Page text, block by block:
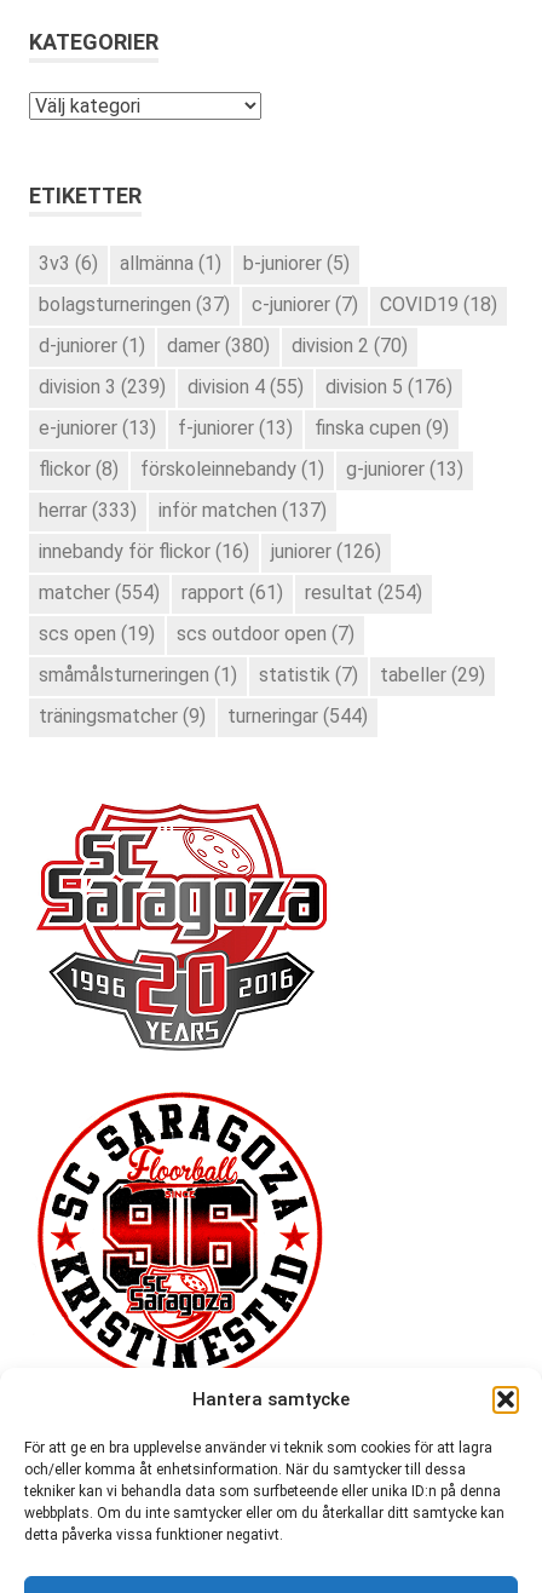
Hantera samtycke
För att ge en bra upplevelse använder vi teknik som cookies för att lagra
och/eller komma åt enhetsinformation. När du samtycker till dessa
tekniker kan vi behandla data som surfbeteende eller unika ID:n på denna
webbplats. Om du inte samtycker eller om du återkallar ditt samtycke kan
detta påverka vissa funktioner negativt.
KATEGORIER
Kategorier
ETIKETTER
3v3 (6) allmänna (1) b-juniorer (5)
bolagsturneringen (37) c-juniorer (7) COVID19 (18)
d-juniorer (1) damer (380) division 2 (70)
division 3 (239) division 4 (55) division 5 (176)
e-juniorer (13) f-juniorer (13) finska cupen (9)
flickor (8) förskoleinnebandy (1) g-juniorer (13)
herrar (333) inför matchen (137)
innebandy för flickor (16) juniorer (126)
matcher (554) rapport (61) resultat (254)
scs open (19) scs outdoor open (7)
småmålsturneringen (1) statistik (7) tabeller (29)
träningsmatcher (9) turneringar (544)